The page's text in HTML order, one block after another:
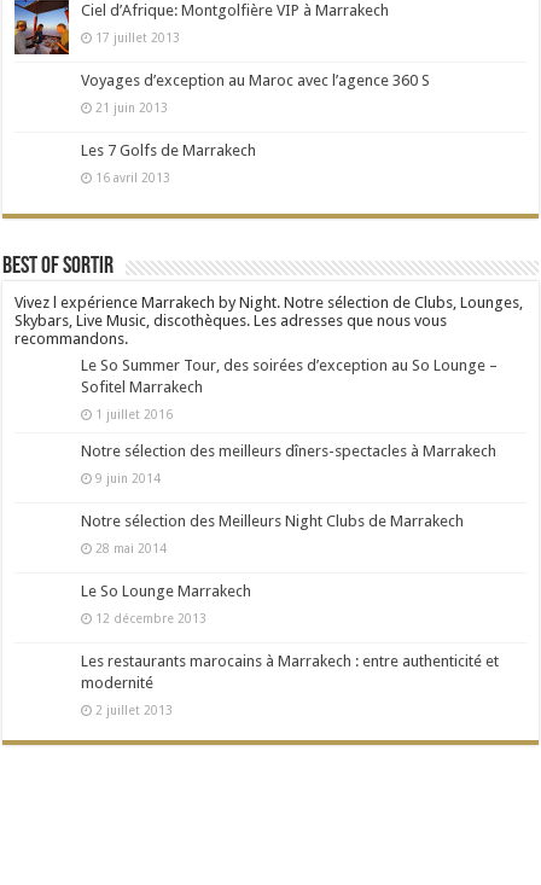
Ciel d’Afrique: Montgolfière VIP à Marrakech
17 juillet 2013
Voyages d’exception au Maroc avec l’agence 360 S
21 juin 2013
Les 7 Golfs de Marrakech
16 avril 2013
Best Of Sortir
Vivez l expérience Marrakech by Night. Notre sélection de Clubs, Lounges,
Skybars, Live Music, discothèques. Les adresses que nous vous
recommandons.
Le So Summer Tour, des soirées d’exception au So Lounge –
Sofitel Marrakech
1 juillet 2016
Notre sélection des meilleurs dîners-spectacles à Marrakech
9 juin 2014
Notre sélection des Meilleurs Night Clubs de Marrakech
28 mai 2014
Le So Lounge Marrakech
12 décembre 2013
Les restaurants marocains à Marrakech : entre authenticité et
modernité
2 juillet 2013